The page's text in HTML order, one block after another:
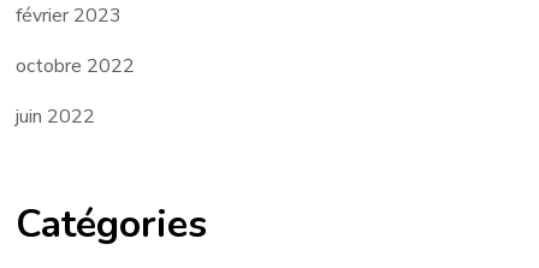
février 2023
octobre 2022
juin 2022
Catégories